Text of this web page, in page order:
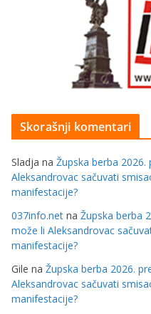
Skorašnji komentari
Sladja na Župska berba
Aleksandrovac sačuvati
manifestacije?
037info.net na Župska berba
može li Aleksandrovac
manifestacije?
Gile na Župska berba 2026.
Aleksandrovac sačuvati
manifestacije?